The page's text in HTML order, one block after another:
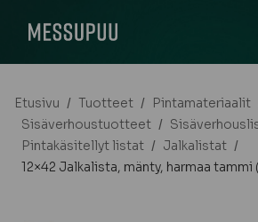
Etusivu / Tuotteet / Pintamateriaalit
Sisäverhoustuotteet /
Pintakäsitellyt listat / Jalkalistat /
12×42 Jalkalista, mänty, harmaa tammi